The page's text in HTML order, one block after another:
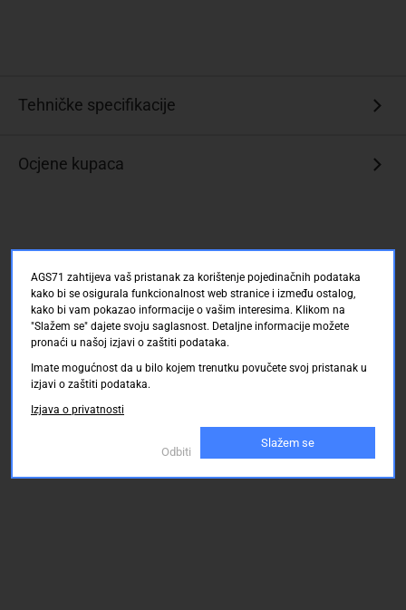
Tehničke specifikacije
Ocjene kupaca
AGS71 zahtijeva vaš pristanak za korištenje pojedinačnih podataka
kako bi se osigurala funkcionalnost web stranice i između ostalog,
kako bi vam pokazao informacije o vašim interesima. Klikom na
"Slažem se" dajete svoju saglasnost. Detaljne informacije možete
pronaći u našoj izjavi o zaštiti podataka.
Imate mogućnost da u bilo kojem trenutku povučete svoj pristanak u
izjavi o zaštiti podataka.
Izjava o privatnosti
Odbiti
Slažem se